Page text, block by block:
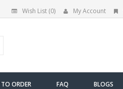
Wish List (0) My Account
ORDER FAQ BLOGS